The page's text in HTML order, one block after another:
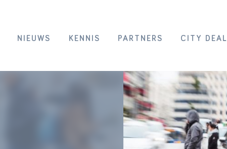
NIEUWS KENNIS PARTNERS CITY DEAL